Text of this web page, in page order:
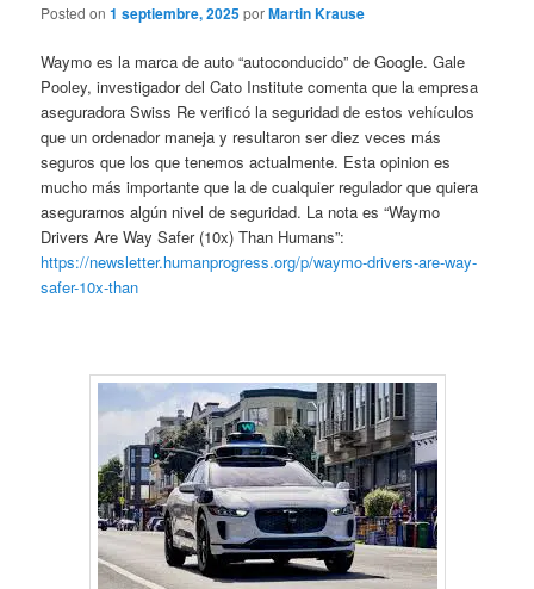
Posted on1 septiembre, 2025porMartin Krause
Waymo es la marca de auto “autoconducido” de Google. Gale
Pooley, investigador del Cato Institute comenta que la empresa
aseguradora Swiss Re verificó la seguridad de estos vehículos
que un ordenador maneja y resultaron ser diez veces más
seguros que los que tenemos actualmente. Esta opinion es
mucho más importante que la de cualquier regulador que quiera
asegurarnos algún nivel de seguridad. La nota es “Waymo
Drivers Are Way Safer (10x) Than Humans”:
https://newsletter.humanprogress.org/p/waymo-drivers-are-way-
safer-10x-than